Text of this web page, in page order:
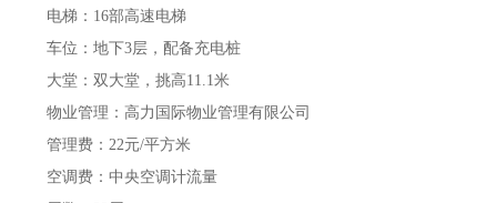
电梯：16部高速电梯
车位：地下3层，配备充电桩
大堂：双大堂，挑高11.1米
物业管理：高力国际物业管理有限公司
管理费：22元/平方米
空调费：中央空调计流量